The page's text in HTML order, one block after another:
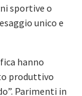
sportive o
unico e
hanno
produttivo
Parimenti in